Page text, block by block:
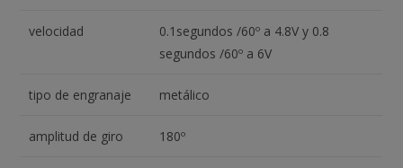
velocidad
0.1segundos /60º a 4.8V y 0.8
segundos /60º a 6V
tipo de engranaje metálico
amplitud de giro 180º